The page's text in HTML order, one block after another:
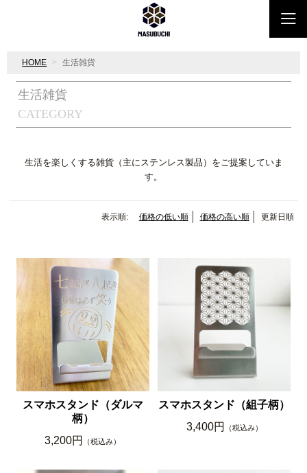
HOME 生活雑貨
CATEGORY
生活雑貨
生活を楽しくする雑貨（主にステンレス製品）をご提案していま
す。
表示順: 価格の低い順 価格の高い順 更新日順
スマホスタンド（ダルマ
柄）
3,200円
（税込み）
スマホスタンド（組子柄）
3,400円
（税込み）